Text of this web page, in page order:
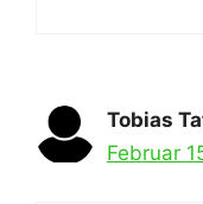
Tobias
Februar